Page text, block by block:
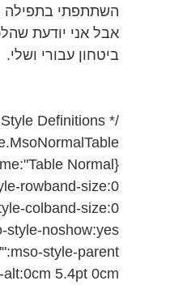
השתתפתי בתפילה
אבל אני יודעת
ביטחון עבורי ושלי.
/* Style Definitions */
{mso-style-name:"Table Normal";
rowband-size:0;
colband-size:0;
style-noshow:yes;
mso-style-parent:"";
5.4pt 0cm